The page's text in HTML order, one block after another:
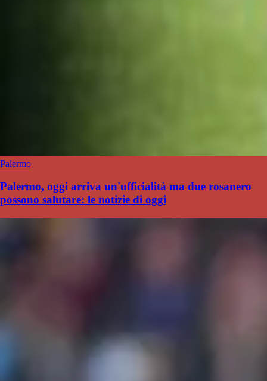
Palermo
Palermo, oggi arriva un'ufficialità ma due rosanero
possono salutare: le notizie di oggi